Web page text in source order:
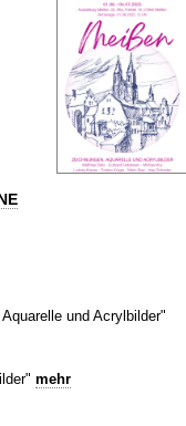
und Acrylbilder"
mehr